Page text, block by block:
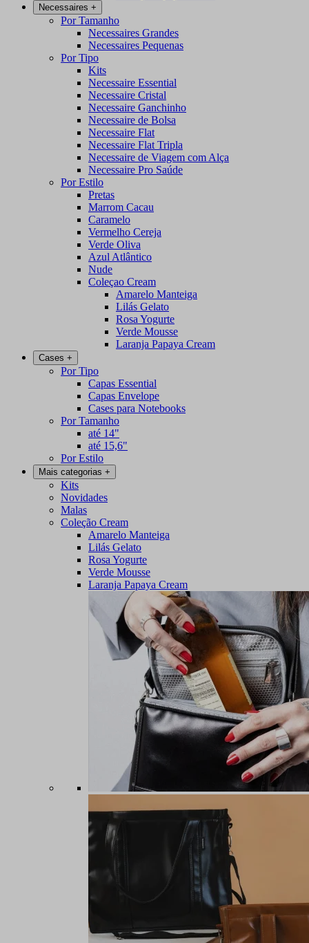
Necessaires +
Por Tamanho
Necessaires Grandes
Necessaires Pequenas
Por Tipo
Kits
Necessaire Essential
Necessaire Cristal
Necessaire Ganchinho
Necessaire de Bolsa
Necessaire Flat
Necessaire Flat Tripla
Necessaire de Viagem com Alça
Necessaire Pro Saúde
Por Estilo
Pretas
Marrom Cacau
Caramelo
Vermelho Cereja
Verde Oliva
Azul Atlântico
Nude
Coleçao Cream
Amarelo Manteiga
Lilás Gelato
Rosa Yogurte
Verde Mousse
Laranja Papaya Cream
Cases +
Por Tipo
Capas Essential
Capas Envelope
Cases para Notebooks
Por Tamanho
até 14"
até 15,6"
Por Estilo
Mais categorias +
Kits
Novidades
Malas
Coleção Cream
Amarelo Manteiga
Lilás Gelato
Rosa Yogurte
Verde Mousse
Laranja Papaya Cream